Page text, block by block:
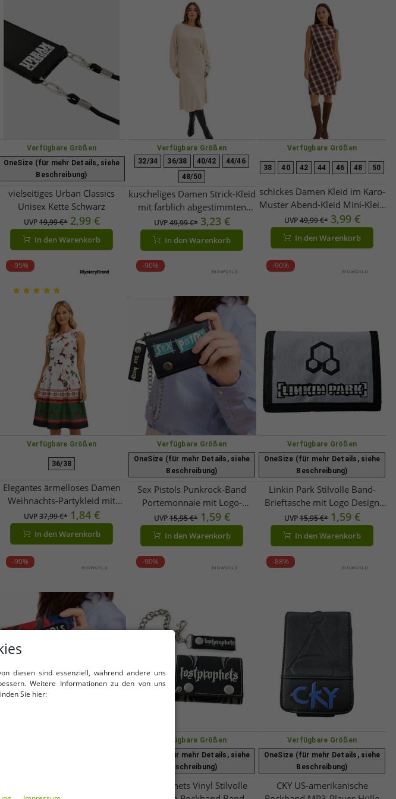
Verfügbare Größen
OneSize (für mehr Details, siehe
Beschreibung)
vielseitiges Urban Classics
Unisex Kette Schwarz
UVP19,99 €* 2,99 €
In den Warenkorb
Verfügbare Größen
32/34
36/38 40/42
44/46
48/50
kuscheliges Damen Strick-Kleid
mit farblich abgestimmten
Ziernähten Midi-Kleid 938974
Sand-Beige
UVP49,99 €* 3,23 €
In den Warenkorb
Verfügbare Größen
38 40 42 44 46 48 50
schickes Damen Kleid im Karo-
Muster Abend-Kleid Mini-Kleid
ärmellos 938009 Braun/Weiß
UVP49,99 €* 3,99 €
In den Warenkorb
-95%
Verfügbare Größen
36/38
Elegantes ärmelloses Damen
Weihnachts-Partykleid mit
festlichem Print und
ausgestelltem Rock 967618
beige/schwarz/rot
UVP37,99 €* 1,84 €
In den Warenkorb
-90%
Verfügbare Größen
OneSize (für mehr Details, siehe
Beschreibung)
Sex Pistols Punkrock-Band
Portemonnaie mit Logo-
Schriftzug Geldbeutel
Schwarz/Blau
UVP15,95 €* 1,59 €
In den Warenkorb
-90%
Verfügbare Größen
OneSize (für mehr Details, siehe
Beschreibung)
Linkin Park Stilvolle Band-
Brieftasche mit Logo Design
Portemonnaie Grau
UVP15,95 €* 1,59 €
In den Warenkorb
-90% -90%
Verfügbare Größen
OneSize (für mehr Details, siehe
Beschreibung)
Lostprophets Vinyl Stilvolle
-88%
Verfügbare Größen
OneSize (für mehr Details, siehe
Beschreibung)
CKY US-amerikanische
diesen sind essenziell, während andere uns
Weitere Informationen zu den von uns
Sie hier: